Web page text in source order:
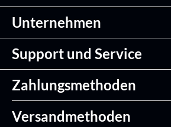
Unternehmen
Support und Service
Zahlungsmethoden
Versandmethoden